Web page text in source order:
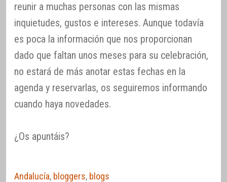
reunir a muchas personas con las mismas
inquietudes, gustos e intereses. Aunque todavía
es poca la información que nos proporcionan
dado que faltan unos meses para su celebración,
no estará de más anotar estas fechas en la
agenda y reservarlas, os seguiremos informando
cuando haya novedades.
¿Os apuntáis?
Andalucía, bloggers, blogs